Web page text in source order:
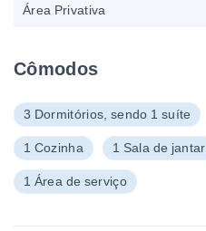
Cômodos
3 Dormitórios, sendo 1 suíte
1 Cozinha 1 Sala de jantar
1 Área de serviço
Área Privativa